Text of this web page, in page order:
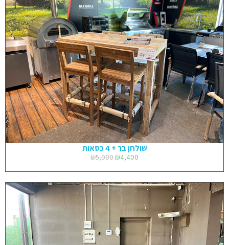
שולחן בר + 4 כסאות
₪5,900 ₪4,400